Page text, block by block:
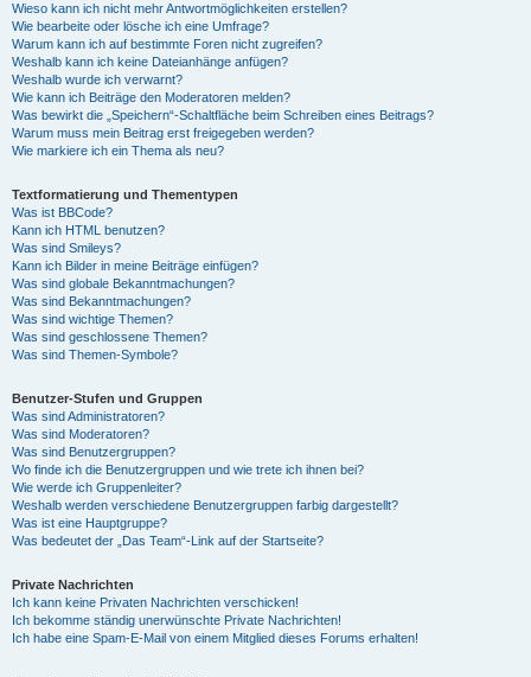
Wieso kann ich nicht mehr Antwortmöglichkeiten erstellen?
Wie bearbeite oder lösche ich eine Umfrage?
Warum kann ich auf bestimmte Foren nicht zugreifen?
Weshalb kann ich keine Dateianhänge anfügen?
Weshalb wurde ich verwarnt?
Wie kann ich Beiträge den Moderatoren melden?
Was bewirkt die „Speichern“-Schaltfläche beim Schreiben eines Beitrags?
Warum muss mein Beitrag erst freigegeben werden?
Wie markiere ich ein Thema als neu?
Textformatierung und Thementypen
Was ist BBCode?
Kann ich HTML benutzen?
Was sind Smileys?
Kann ich Bilder in meine Beiträge einfügen?
Was sind globale Bekanntmachungen?
Was sind Bekanntmachungen?
Was sind wichtige Themen?
Was sind geschlossene Themen?
Was sind Themen-Symbole?
Benutzer-Stufen und Gruppen
Was sind Administratoren?
Was sind Moderatoren?
Was sind Benutzergruppen?
Wo finde ich die Benutzergruppen und wie trete ich ihnen bei?
Wie werde ich Gruppenleiter?
Weshalb werden verschiedene Benutzergruppen farbig dargestellt?
Was ist eine Hauptgruppe?
Was bedeutet der „Das Team“-Link auf der Startseite?
Private Nachrichten
Ich kann keine Privaten Nachrichten verschicken!
Ich bekomme ständig unerwünschte Private Nachrichten!
Ich habe eine Spam-E-Mail von einem Mitglied dieses Forums erhalten!